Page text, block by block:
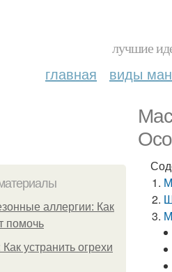
лучшие
главная виды
аллергии: Как
помочь
устранить огрехи